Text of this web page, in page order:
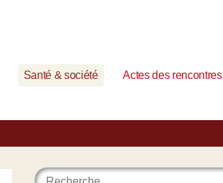
Santé & société Actes des rencontres